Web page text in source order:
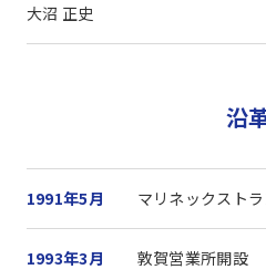
大沼 正史
沿
1991年5月 マリネックスト
1993年3月 敦賀営業所開設